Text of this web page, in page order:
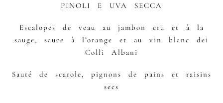
PINOLI E UVA SECCA
Escalopes de veau au jambon cru et à la
sauge, sauce à l’orange et au vin blanc dei
Colli Albani
Sauté de scarole, pignons de pains et raisins
secs